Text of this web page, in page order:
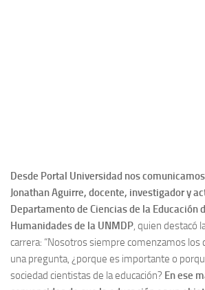
Desde Portal Universidad nos
Jonathan Aguirre, docente, investigador y
Departamento de Ciencias de la Educación
Humanidades de la UNMDP, quien destacó
carrera: “Nosotros siempre comenzamos los
una pregunta, ¿porque es importante o
sociedad cientistas de la educación? En ese